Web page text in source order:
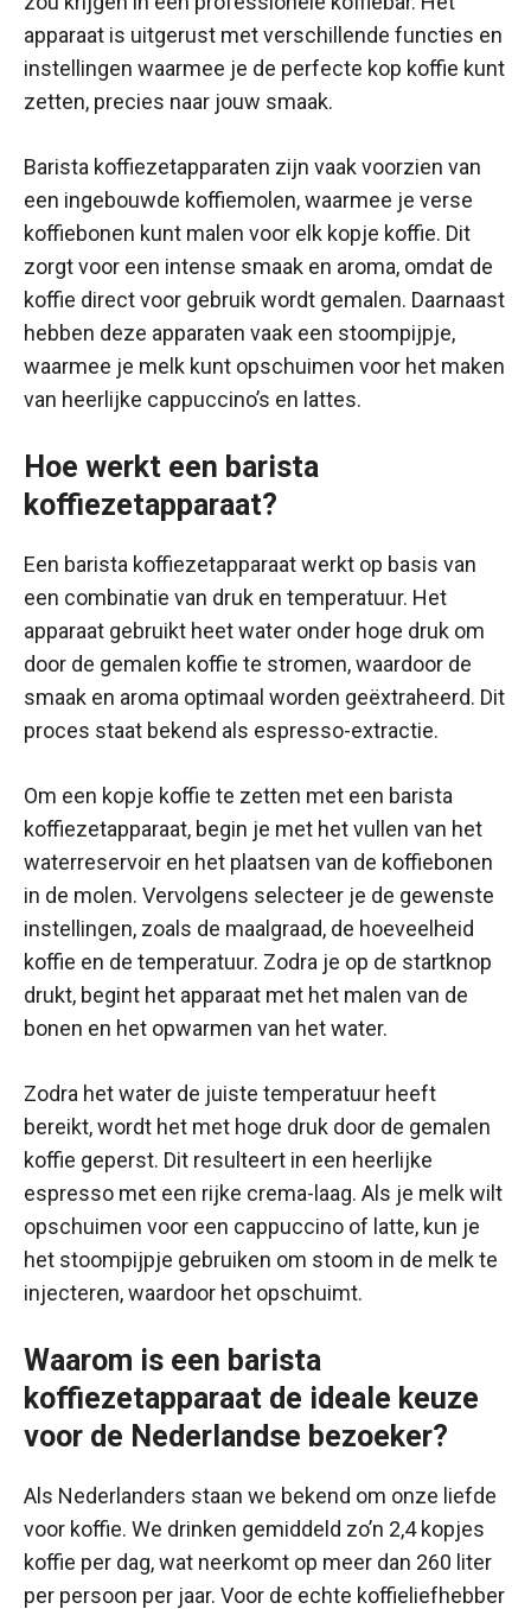
apparaat is uitgerust met verschillende functies en
instellingen waarmee je de perfecte kop koffie kunt
zetten, precies naar jouw smaak.
Barista koffiezetapparaten zijn vaak voorzien van
een ingebouwde koffiemolen, waarmee je verse
koffiebonen kunt malen voor elk kopje koffie. Dit
zorgt voor een intense smaak en aroma, omdat de
koffie direct voor gebruik wordt gemalen. Daarnaast
hebben deze apparaten vaak een stoompijpje,
waarmee je melk kunt opschuimen voor het maken
van heerlijke cappuccino’s en lattes.
Hoe werkt een barista
koffiezetapparaat?
Een barista koffiezetapparaat werkt op basis van
een combinatie van druk en temperatuur. Het
apparaat gebruikt heet water onder hoge druk om
door de gemalen koffie te stromen, waardoor de
smaak en aroma optimaal worden geëxtraheerd. Dit
proces staat bekend als espresso-extractie.
Om een kopje koffie te zetten met een barista
koffiezetapparaat, begin je met het vullen van het
waterreservoir en het plaatsen van de koffiebonen
in de molen. Vervolgens selecteer je de gewenste
instellingen, zoals de maalgraad, de hoeveelheid
koffie en de temperatuur. Zodra je op de startknop
drukt, begint het apparaat met het malen van de
bonen en het opwarmen van het water.
Zodra het water de juiste temperatuur heeft
bereikt, wordt het met hoge druk door de gemalen
koffie geperst. Dit resulteert in een heerlijke
espresso met een rijke crema-laag. Als je melk wilt
opschuimen voor een cappuccino of latte, kun je
het stoompijpje gebruiken om stoom in de melk te
injecteren, waardoor het opschuimt.
Waarom is een barista
koffiezetapparaat de ideale keuze
voor de Nederlandse bezoeker?
Als Nederlanders staan we bekend om onze liefde
voor koffie. We drinken gemiddeld zo’n 2,4 kopjes
koffie per dag, wat neerkomt op meer dan 260 liter
per persoon per jaar. Voor de echte koffieliefhebber